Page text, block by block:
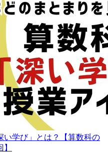
い学び」とは？【算数科の